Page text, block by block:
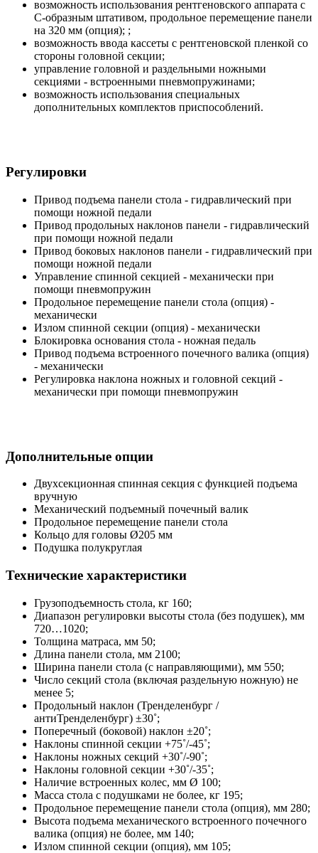
возможность использования рентгеновского аппарата с
С-образным штативом, продольное перемещение панели
на 320 мм (опция); ;
возможность ввода кассеты с рентгеновской пленкой со
стороны головной секции;
управление головной и раздельными ножными
секциями - встроенными пневмопружинами;
возможность использования специальных
дополнительных комплектов приспособлений.
Регулировки
Привод подъема панели стола - гидравлический при
помощи ножной педали
Привод продольных наклонов панели - гидравлический
при помощи ножной педали
Привод боковых наклонов панели - гидравлический при
помощи ножной педали
Управление спинной секцией - механически при
помощи пневмопружин
Продольное перемещение панели стола (опция) -
механически
Излом спинной секции (опция) - механически
Блокировка основания стола - ножная педаль
Привод подъема встроенного почечного валика (опция)
- механически
Регулировка наклона ножных и головной секций -
механически при помощи пневмопружин
Дополнительные опции
Двухсекционная спинная секция с функцией подъема
вручную
Механический подъемный почечный валик
Продольное перемещение панели стола
Кольцо для головы Ø205 мм
Подушка полукруглая
Технические характеристики
Грузоподъемность стола, кг 160;
Диапазон регулировки высоты стола (без подушек), мм
720…1020;
Толщина матраса, мм 50;
Длина панели стола, мм 2100;
Ширина панели стола (с направляющими), мм 550;
Число секций стола (включая раздельную ножную) не
менее 5;
Продольный наклон (Тренделенбург /
антиТренделенбург) ±30˚;
Поперечный (боковой) наклон ±20˚;
Наклоны спинной секции +75˚/-45˚;
Наклоны ножных секций +30˚/-90˚;
Наклоны головной секции +30˚/-35˚;
Наличие встроенных колес, мм Ø 100;
Масса стола с подушками не более, кг 195;
Продольное перемещение панели стола (опция), мм 280;
Высота подъема механического встроенного почечного
валика (опция) не более, мм 140;
Излом спинной секции (опция), мм 105;